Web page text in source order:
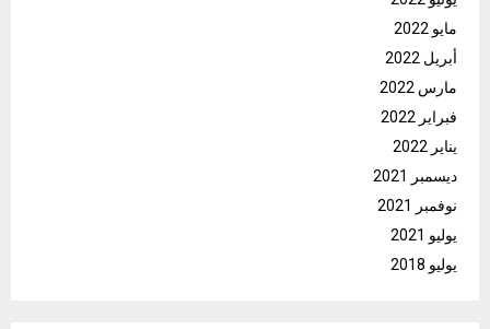
مايو 2022
أبريل 2022
مارس 2022
فبراير 2022
يناير 2022
ديسمبر 2021
نوفمبر 2021
يوليو 2021
يوليو 2018